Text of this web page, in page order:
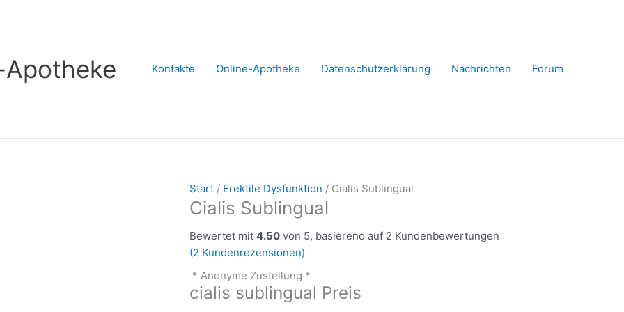
Kontakte Online-Apotheke Datenschutzerklärung Nachrichten Forum
Start / Erektile Dysfunktion / Cialis Sublingual
Cialis Sublingual
Bewertet mit 4.50 von 5, basierend auf 2 Kundenbewertungen
(2 Kundenrezensionen)
* Anonyme Zustellung *
cialis sublingual Preis